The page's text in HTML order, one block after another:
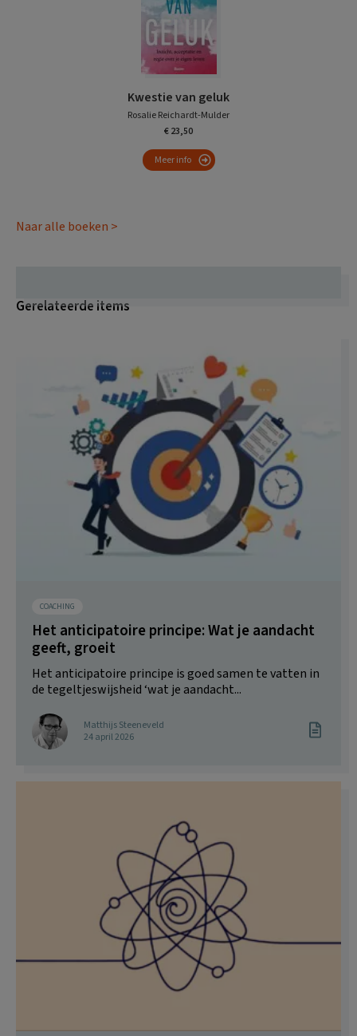
Kwestie van geluk
Rosalie Reichardt-Mulder
€ 23,50
Meer info
Naar alle boeken >
Gerelateerde items
COACHING
Het anticipatoire principe: Wat je aandacht
geeft, groeit
Het anticipatoire principe is goed samen te vatten in
de tegeltjeswijsheid ‘wat je aandacht...
Matthijs Steeneveld
24 april 2026